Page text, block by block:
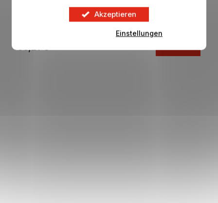
Akzeptieren
Einstellungen
Dětská mikina REAL MADRID Track aurora
Auf Lager
56,21 €